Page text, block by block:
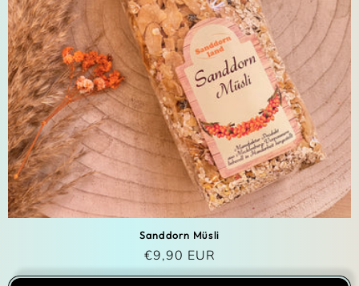
Sanddorn Müsli
Normaler Preis
€9,90 EUR